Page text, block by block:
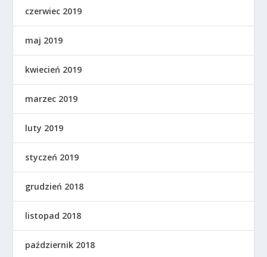
czerwiec 2019
maj 2019
kwiecień 2019
marzec 2019
luty 2019
styczeń 2019
grudzień 2018
listopad 2018
październik 2018